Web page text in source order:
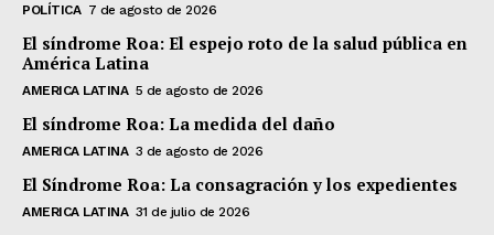
POLÍTICA 7 de agosto de 2026
El síndrome Roa: El espejo roto de la salud pública en
América Latina
AMERICA LATINA 5 de agosto de 2026
El síndrome Roa: La medida del daño
AMERICA LATINA 3 de agosto de 2026
El Síndrome Roa: La consagración y los expedientes
AMERICA LATINA 31 de julio de 2026